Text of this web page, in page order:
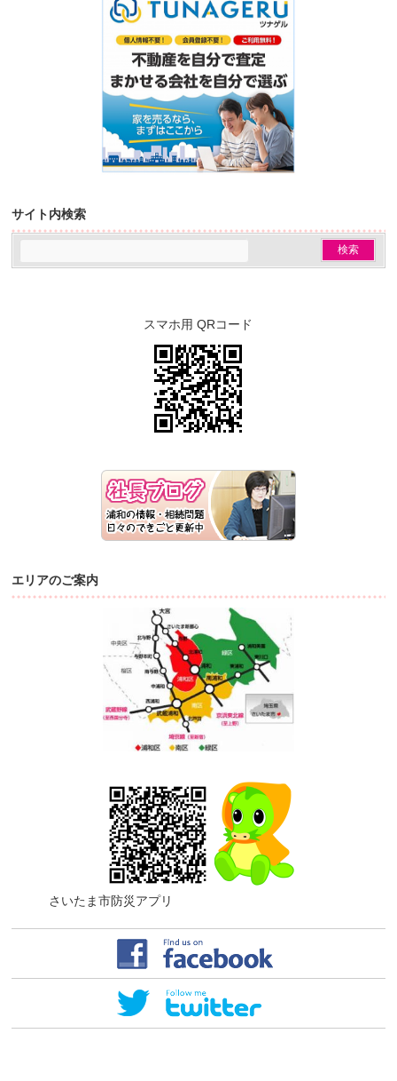
サイト内検索
スマホ用 QRコード
エリアのご案内
さいたま市防災アプリ